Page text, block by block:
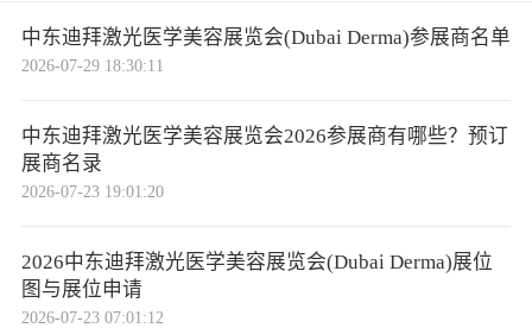
中东迪拜激光医学美容展览会(Dubai Derma)参展商名单
2026-07-29 18:30:11
中东迪拜激光医学美容展览会2026参展商有哪些？预订
展商名录
2026-07-23 19:01:20
2026中东迪拜激光医学美容展览会(Dubai Derma)展位
图与展位申请
2026-07-23 07:01:12